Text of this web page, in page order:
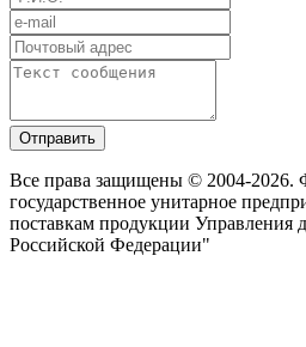
Отправить
Все права защищены © 2004-2026.
государственное унитарное
поставкам продукции Управления
Российской Федерации"